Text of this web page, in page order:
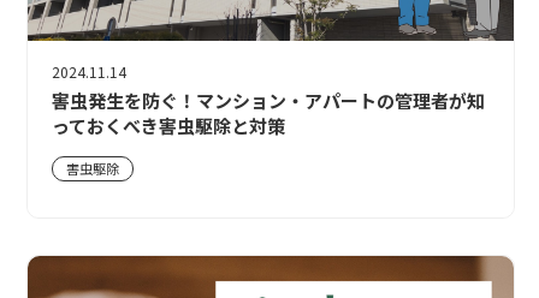
2024.11.14
害虫発生を防ぐ！マンション・アパートの管理者が知
っておくべき害虫駆除と対策
害虫駆除